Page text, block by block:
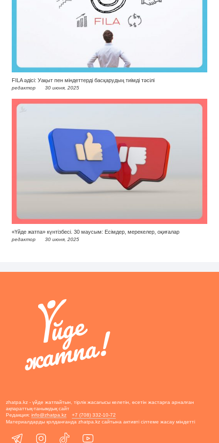
FILA әдісі: Уақыт пен міндеттерді басқарудың тиімді тәсілі
редактор 30 июня, 2025
«Үйде жатпа» күнтізбесі. 30 маусым: Есімдер, мерекелер, оқиғалар
редактор 30 июня, 2025
zhatpa.kz - үйде жатпайтын, тірлік жасағысы келетін, өсетін жастарға арналған
ақпараттық-танымдық сайт
Редакция: info@zhatpa.kz
+7 (708) 332-10-72
Материалдарды қолданғанда zhatpa.kz сайтына активті сілтеме жасау міндетті